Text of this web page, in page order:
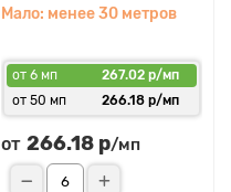
Мало: менее 30 метров
от 6 мп
267.02 р/мп
от 50 мп
266.18 р/мп
от 266.18 р/мп